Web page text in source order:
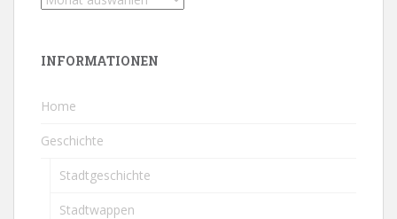
INFORMATIONEN
Home
Geschichte
Stadtgeschichte
Stadtwappen